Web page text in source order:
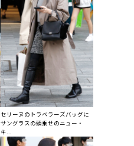
セリーヌのトラベラーズバッグに
サングラスの頭乗せのニュー・
キ...